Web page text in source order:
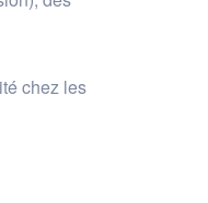
chez les